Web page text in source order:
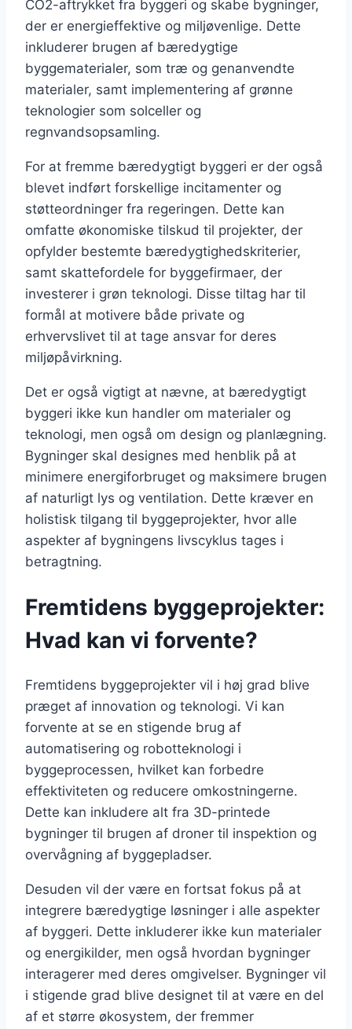
CO2-aftrykket fra byggeri og skabe bygninger,
der er energieffektive og miljøvenlige. Dette
inkluderer brugen af bæredygtige
byggematerialer, som træ og genanvendte
materialer, samt implementering af grønne
teknologier som solceller og
regnvandsopsamling.
For at fremme bæredygtigt byggeri er der også
blevet indført forskellige incitamenter og
støtteordninger fra regeringen. Dette kan
omfatte økonomiske tilskud til projekter, der
opfylder bestemte bæredygtighedskriterier,
samt skattefordele for byggefirmaer, der
investerer i grøn teknologi. Disse tiltag har til
formål at motivere både private og
erhvervslivet til at tage ansvar for deres
miljøpåvirkning.
Det er også vigtigt at nævne, at bæredygtigt
byggeri ikke kun handler om materialer og
teknologi, men også om design og planlægning.
Bygninger skal designes med henblik på at
minimere energiforbruget og maksimere brugen
af naturligt lys og ventilation. Dette kræver en
holistisk tilgang til byggeprojekter, hvor alle
aspekter af bygningens livscyklus tages i
betragtning.
Fremtidens byggeprojekter:
Hvad kan vi forvente?
Fremtidens byggeprojekter vil i høj grad blive
præget af innovation og teknologi. Vi kan
forvente at se en stigende brug af
automatisering og robotteknologi i
byggeprocessen, hvilket kan forbedre
effektiviteten og reducere omkostningerne.
Dette kan inkludere alt fra 3D-printede
bygninger til brugen af droner til inspektion og
overvågning af byggepladser.
Desuden vil der være en fortsat fokus på at
integrere bæredygtige løsninger i alle aspekter
af byggeri. Dette inkluderer ikke kun materialer
og energikilder, men også hvordan bygninger
interagerer med deres omgivelser. Bygninger vil
i stigende grad blive designet til at være en del
af et større økosystem, der fremmer